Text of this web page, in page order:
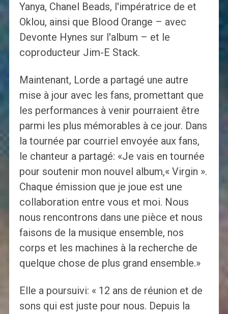
Yanya, Chanel Beads, l'impératrice de et
Oklou, ainsi que Blood Orange – avec
Devonte Hynes sur l'album – et le
coproducteur Jim-E Stack.
Maintenant, Lorde a partagé une autre
mise à jour avec les fans, promettant que
les performances à venir pourraient être
parmi les plus mémorables à ce jour. Dans
la tournée par courriel envoyée aux fans,
le chanteur a partagé: «Je vais en tournée
pour soutenir mon nouvel album,« Virgin ».
Chaque émission que je joue est une
collaboration entre vous et moi. Nous
nous rencontrons dans une pièce et nous
faisons de la musique ensemble, nos
corps et les machines à la recherche de
quelque chose de plus grand ensemble.»
Elle a poursuivi: « 12 ans de réunion et de
sons qui est juste pour nous. Depuis la